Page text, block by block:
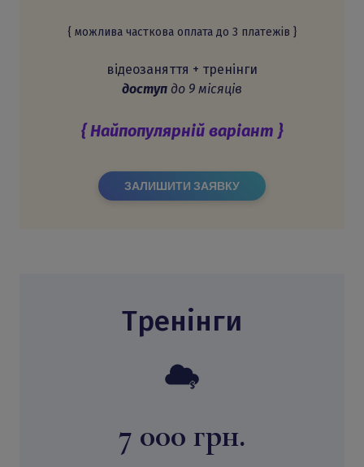
{ можлива часткова оплата до 3 платежів }
відеозаняття + тренінги
доступ до 9 місяців
{ Найпопулярній варіант }
ЗАЛИШИТИ ЗАЯВКУ
Тренінги
7 000 грн.